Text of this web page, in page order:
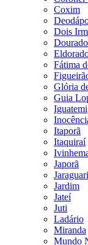
Coxim
Dois
Fátima
Glória
Guia
Iguatemi
Itaporã
Itaquiraí
Japorã
Jaraguari
Jardim
Jateí
Juti
Ladário
Miranda
Mundo